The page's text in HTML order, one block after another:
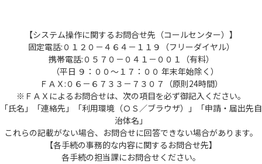
【システム操作に関するお問合せ先（コールセンター）】
固定電話:０１２０－４６４－１１９（フリーダイヤル）
携帯電話:０５７０－０４１－００１（有料）
（平日 ９：００～１７：００ 年末年始除く）
ＦＡＸ:０６－６７３３－７３０７（原則24時間）
※ＦＡＸによるお問合せは、次の項目を必ず御記入ください。
「氏名」「連絡先」「利用環境（ＯＳ／ブラウザ）」「申請・届出先自
治体名」
これらの記載がない場合、お問合せに回答できない場合があります。
【各手続の事務的な内容に関するお問合せ先】
各手続の担当課にお問合せください。